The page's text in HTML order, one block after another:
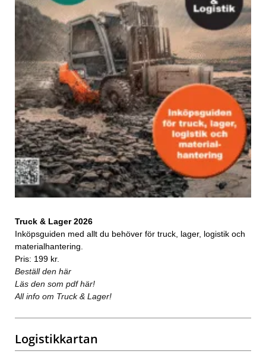
Truck & Lager 2026
Inköpsguiden med allt du behöver för truck, lager, logistik och
materialhantering.
Pris: 199 kr.
Beställ den här
Läs den som pdf här!
All info om Truck & Lager!
Logistikkartan